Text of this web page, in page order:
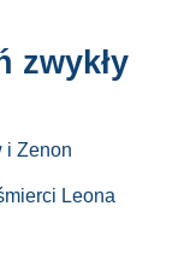
zwykły
i Zenon
Leona